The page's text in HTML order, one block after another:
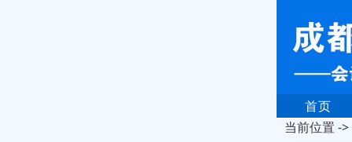
首页
当前位置 ->